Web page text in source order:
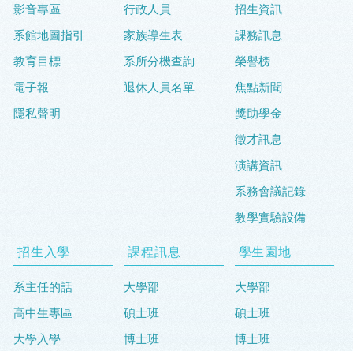
影音專區
系館地圖指引
教育目標
電子報
隱私聲明
行政人員
家族導生表
系所分機查詢
退休人員名單
招生資訊
課務訊息
榮譽榜
焦點新聞
獎助學金
徵才訊息
演講資訊
系務會議記錄
教學實驗設備
招生入學
系主任的話
高中生專區
大學入學
課程訊息
大學部
碩士班
博士班
學生園地
大學部
碩士班
博士班